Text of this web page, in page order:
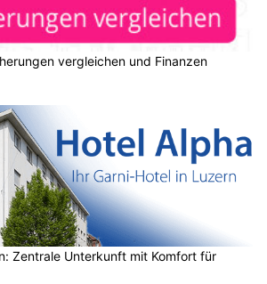
vergleichen und Finanzen
Zentrale Unterkunft mit Komfort für